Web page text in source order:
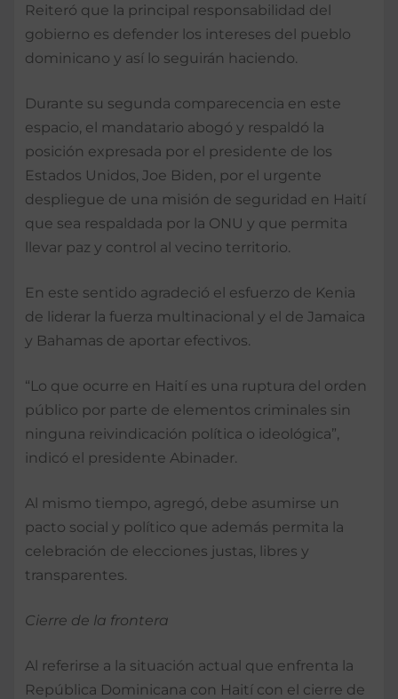
Reiteró que la principal responsabilidad del
gobierno es defender los intereses del pueblo
dominicano y así lo seguirán haciendo.
Durante su segunda comparecencia en este
espacio, el mandatario abogó y respaldó la
posición expresada por el presidente de los
Estados Unidos, Joe Biden, por el urgente
despliegue de una misión de seguridad en Haití
que sea respaldada por la ONU y que permita
llevar paz y control al vecino territorio.
En este sentido agradeció el esfuerzo de Kenia
de liderar la fuerza multinacional y el de Jamaica
y Bahamas de aportar efectivos.
“Lo que ocurre en Haití es una ruptura del orden
público por parte de elementos criminales sin
ninguna reivindicación política o ideológica”,
indicó el presidente Abinader.
Al mismo tiempo, agregó, debe asumirse un
pacto social y político que además permita la
celebración de elecciones justas, libres y
transparentes.
Cierre de la frontera
Al referirse a la situación actual que enfrenta la
República Dominicana con Haití con el cierre de